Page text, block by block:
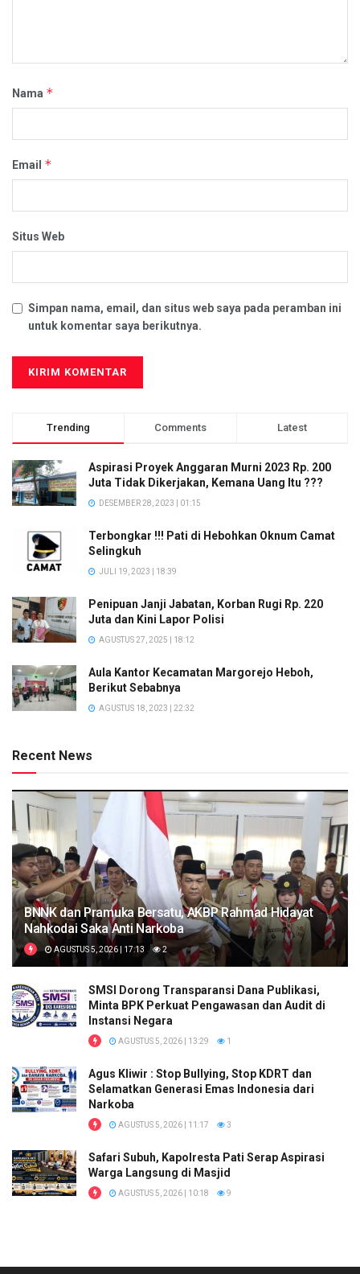
Nama *
Email *
Situs Web
Simpan nama, email, dan situs web saya pada peramban ini
untuk komentar saya berikutnya.
Trending Comments Latest
Aspirasi Proyek Anggaran Murni 2023 Rp. 200
Juta Tidak Dikerjakan, Kemana Uang Itu ???
DESEMBER 28, 2023 | 01:15
Terbongkar !!! Pati di Hebohkan Oknum Camat
Selingkuh
JULI 19, 2023 | 18:39
Penipuan Janji Jabatan, Korban Rugi Rp. 220
Juta dan Kini Lapor Polisi
AGUSTUS 27, 2025 | 18:12
Aula Kantor Kecamatan Margorejo Heboh,
Berikut Sebabnya
AGUSTUS 18, 2023 | 22:32
Recent News
BNNK dan Pramuka Bersatu, AKBP Rahmad Hidayat
Nahkodai Saka Anti Narkoba
AGUSTUS 5, 2026 | 17:13 2
SMSI Dorong Transparansi Dana Publikasi,
Minta BPK Perkuat Pengawasan dan Audit di
Instansi Negara
AGUSTUS 5, 2026 | 13:29 1
Agus Kliwir : Stop Bullying, Stop KDRT dan
Selamatkan Generasi Emas Indonesia dari
Narkoba
AGUSTUS 5, 2026 | 11:17 3
Safari Subuh, Kapolresta Pati Serap Aspirasi
Warga Langsung di Masjid
AGUSTUS 5, 2026 | 10:18 9